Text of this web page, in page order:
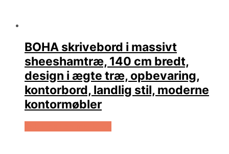
BOHA skrivebord i massivt
sheeshamtræ, 140 cm bredt,
design i ægte træ, opbevaring,
kontorbord, landlig stil, moderne
kontormøbler